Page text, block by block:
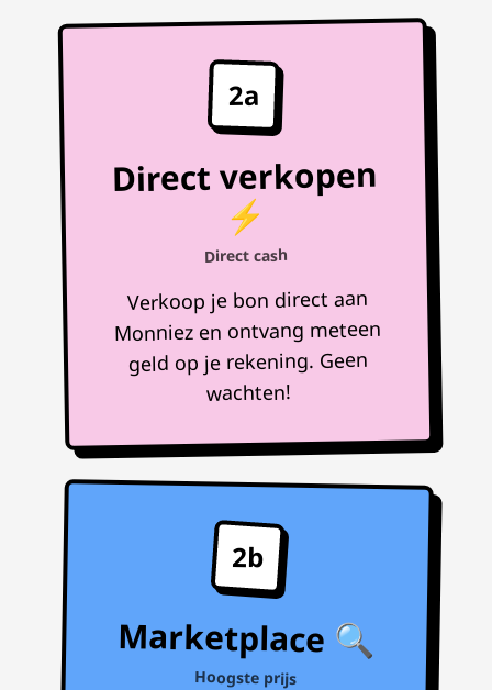
2a
Direct verkopen
⚡
Direct cash
Verkoop je bon direct aan
Monniez en ontvang meteen
geld op je rekening. Geen
wachten!
2b
Marketplace 🔍
Hoogste prijs